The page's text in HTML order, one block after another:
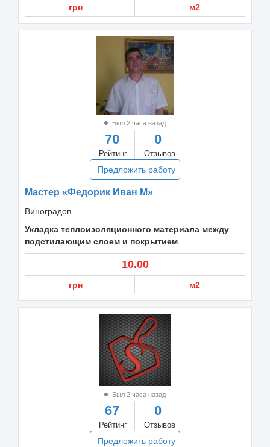
грн м2
Был 2 часа назад
70
Рейтинг
0
Отзывов
Предложить работу
Мастер «Федорик Иван М»
Виноградов
Укладка теплоизоляционного материала между
подстилающим слоем и покрытием
10.00
грн м2
Был 2 часа назад
67
Рейтинг
0
Отзывов
Предложить работу